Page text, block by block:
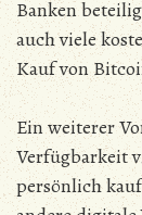
Banken
auch viele
Kauf von
Ein weiterer
Verfügbarkeit
persönlich